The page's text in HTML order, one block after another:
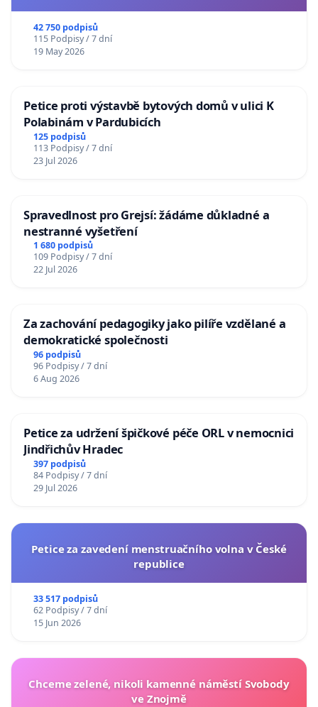
42 750 podpisů
115 Podpisy / 7 dní
19 May 2026
Petice proti výstavbě bytových domů v ulici K
Polabinám v Pardubicích
125 podpisů
113 Podpisy / 7 dní
23 Jul 2026
Spravedlnost pro Grejsí: žádáme důkladné a
nestranné vyšetření
1 680 podpisů
109 Podpisy / 7 dní
22 Jul 2026
Za zachování pedagogiky jako pilíře vzdělané a
demokratické společnosti
96 podpisů
96 Podpisy / 7 dní
6 Aug 2026
Petice za udržení špičkové péče ORL v nemocnici
Jindřichův Hradec
397 podpisů
84 Podpisy / 7 dní
29 Jul 2026
Petice za zavedení menstruačního volna v České
republice
33 517 podpisů
62 Podpisy / 7 dní
15 Jun 2026
Chceme zelené, nikoli kamenné náměstí Svobody
ve Znojmě